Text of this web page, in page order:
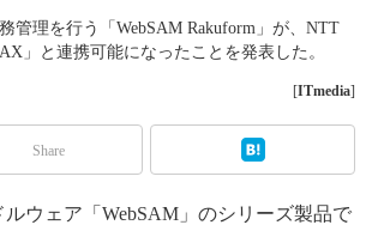
管理を行う「WebSAM Rakuform」が、NTT
」と連携可能になったことを発表した。
[ITmedia]
Share
ウェア「WebSAM」のシリーズ製品で